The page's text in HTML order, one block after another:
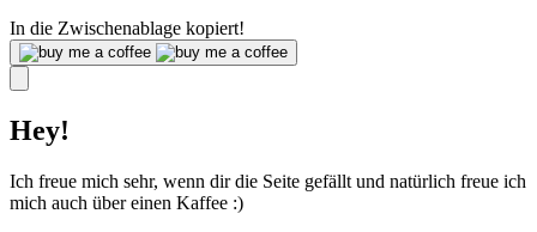
In die Zwischenablage kopiert!
Hey!
Ich freue mich sehr, wenn dir die Seite gefällt und natürlich freue ich
mich auch über einen Kaffee :)